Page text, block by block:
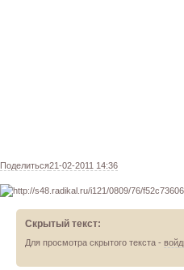
Поделиться21-02-2011 14:36
Скрытый текст:
Для просмотра скрытого текста -